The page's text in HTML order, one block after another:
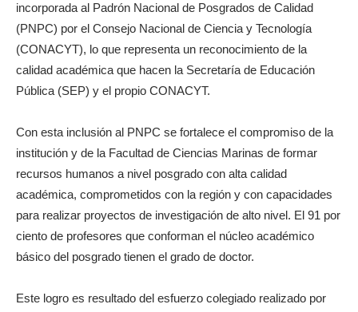
incorporada al Padrón Nacional de Posgrados de Calidad
(PNPC) por el Consejo Nacional de Ciencia y Tecnología
(CONACYT), lo que representa un reconocimiento de la
calidad académica que hacen la Secretaría de Educación
Pública (SEP) y el propio CONACYT.
Con esta inclusión al PNPC se fortalece el compromiso de la
institución y de la Facultad de Ciencias Marinas de formar
recursos humanos a nivel posgrado con alta calidad
académica, comprometidos con la región y con capacidades
para realizar proyectos de investigación de alto nivel. El 91 por
ciento de profesores que conforman el núcleo académico
básico del posgrado tienen el grado de doctor.
Este logro es resultado del esfuerzo colegiado realizado por